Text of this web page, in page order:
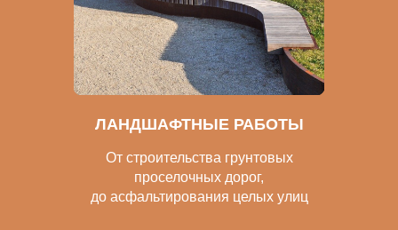
ЛАНДШАФТНЫЕ РАБОТЫ
От строительства грунтовых
проселочных дорог,
до асфальтирования целых улиц